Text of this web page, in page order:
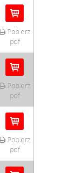
Pobierz
pdf
Pobierz
pdf
Pobierz
pdf